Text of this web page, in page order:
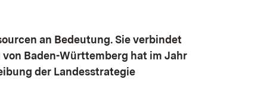
an Bedeutung. Sie verbindet
Baden-Württemberg hat im Jahr
der Landesstrategie